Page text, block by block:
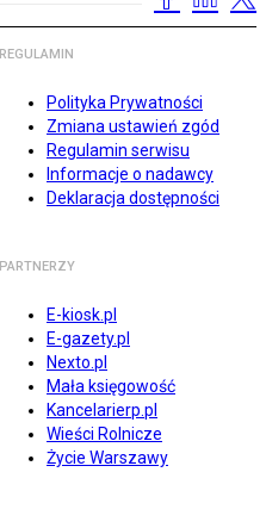
REGULAMIN
Polityka Prywatności
Zmiana ustawień zgód
Regulamin serwisu
Informacje o nadawcy
Deklaracja dostępności
PARTNERZY
E-kiosk.pl
E-gazety.pl
Nexto.pl
Mała księgowość
Kancelarierp.pl
Wieści Rolnicze
Życie Warszawy